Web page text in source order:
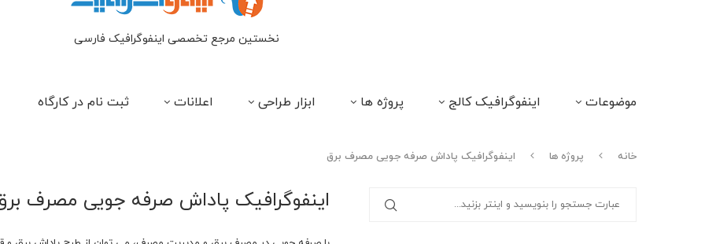
نخستین مرجع تخصصی اینفوگرافیک فارسی
موضوعات اینفوگرافیک کالج پروژه ها ابزار طراحی اعلانات ثبت نام در کارگاه
خانه پروژه ها اینفوگرافیک پاداش صرفه جویی مصرف برق
اینفوگرافیک پاداش صرفه جویی مصرف